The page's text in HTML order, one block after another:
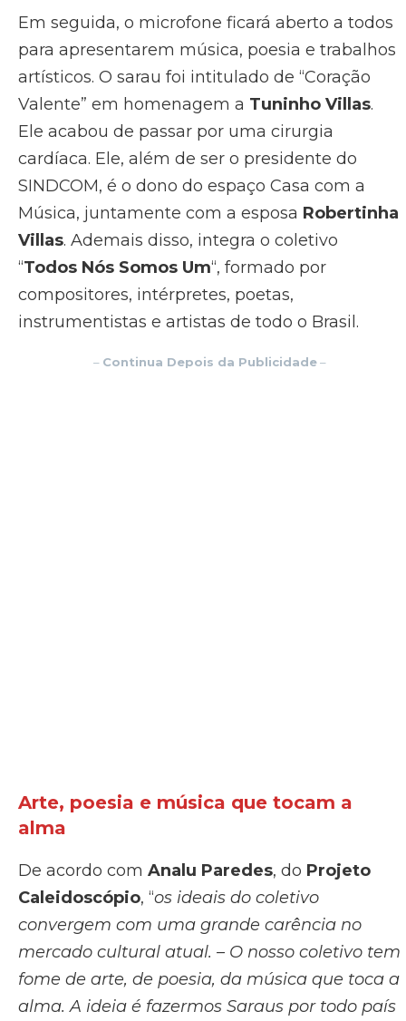
Em seguida, o microfone ficará aberto a todos
para apresentarem música, poesia e trabalhos
artísticos. O sarau foi intitulado de “Coração
Valente” em homenagem a Tuninho Villas.
Ele acabou de passar por uma cirurgia
cardíaca. Ele, além de ser o presidente do
SINDCOM, é o dono do espaço Casa com a
Música, juntamente com a esposa Robertinha
Villas. Ademais disso, integra o coletivo
“Todos Nós Somos Um“, formado por
compositores, intérpretes, poetas,
instrumentistas e artistas de todo o Brasil.
– Continua Depois da Publicidade–
Arte, poesia e música que tocam a
alma
De acordo com Analu Paredes, do Projeto
Caleidoscópio, “os ideais do coletivo
convergem com uma grande carência no
mercado cultural atual. – O nosso coletivo tem
fome de arte, de poesia, da música que toca a
alma. A ideia é fazermos Saraus por todo país